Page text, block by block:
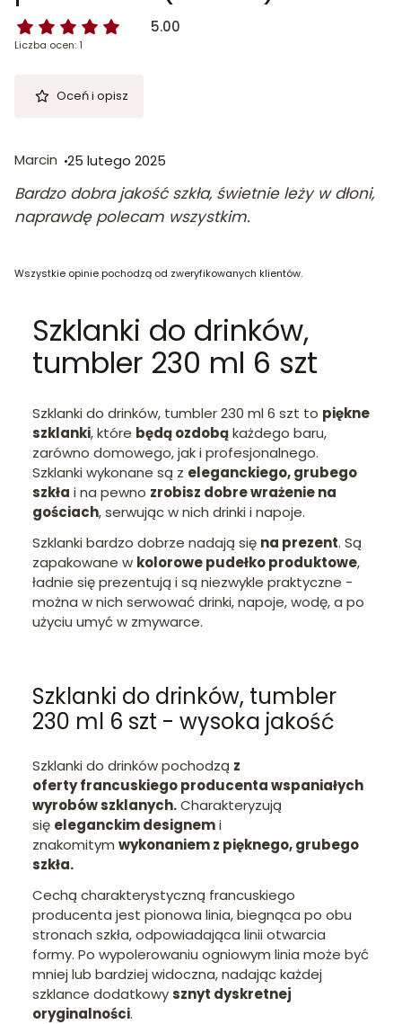
5.00
Liczba ocen: 1
Oceń i opisz
Marcin 25 lutego 2025
Bardzo dobra jakość szkła, świetnie leży w dłoni,
naprawdę polecam wszystkim.
Wszystkie opinie pochodzą od zweryfikowanych klientów.
Szklanki do drinków,
tumbler 230 ml 6 szt
Szklanki do drinków, tumbler 230 ml 6 szt to piękne
szklanki, które będą ozdobąkażdego baru,
zarówno domowego, jak i profesjonalnego.
Szklanki wykonane są z eleganckiego, grubego
szkła i na pewno zrobisz dobre wrażenie na
gościach, serwując w nich drinki i napoje.
Szklanki bardzo dobrze nadają się na prezent. Są
zapakowane w kolorowe pudełko produktowe,
ładnie się prezentują i są niezwykle praktyczne -
można w nich serwować drinki, napoje, wodę, a po
użyciu umyć w zmywarce.
Szklanki do drinków, tumbler
230 ml 6 szt - wysoka jakość
Szklanki do drinków pochodzą z
oferty francuskiego producenta wspaniałych
wyrobów szklanych.Charakteryzują
się eleganckim designemi
znakomitym wykonaniem z pięknego, grubego
szkła.
Cechą charakterystyczną francuskiego
producenta jest pionowa linia, biegnąca po obu
stronach szkła, odpowiadająca linii otwarcia
formy. Po wypolerowaniu ogniowym linia może być
mniej lub bardziej widoczna, nadając każdej
szklance dodatkowysznyt dyskretnej
oryginalności.